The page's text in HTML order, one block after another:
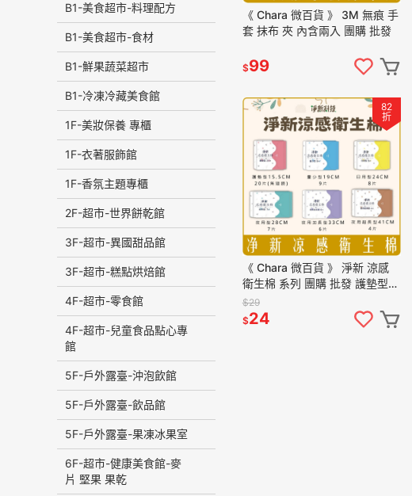
B1-美食超市-料理配方
B1-美食超市-食材
B1-鮮果蔬菜超市
B1-冷凍冷藏美食館
1F-美妝保養 專櫃
1F-衣著服飾館
1F-香氛主題專櫃
2F-超市-世界餅乾館
3F-超市-異國甜品館
3F-超市-糕點烘焙館
4F-超市-零食館
4F-超市-兒童食品點心專
館
5F-戶外露臺-沖泡飲館
5F-戶外露臺-飲品館
5F-戶外露臺-果凍冰果室
6F-超市-健康美食館-麥
片 堅果 果乾
《 Chara 微百貨 》 3M 無痕 手
套 抹布 夾 內含兩入 團購 批發
$99
82
折
《 Chara 微百貨 》 淨新 涼感
衛生棉 系列 團購 批發 護墊型
日用型 夜用型 加長型 量少型
$29
$24